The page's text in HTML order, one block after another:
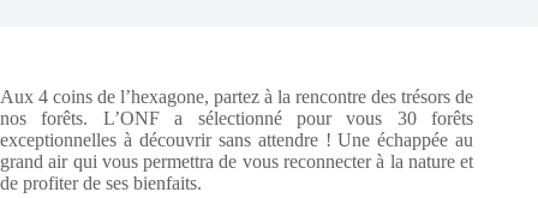
Aux 4 coins de l’hexagone, partez à la rencontre des trésors de
nos forêts. L’ONF a sélectionné pour vous 30 forêts
exceptionnelles à découvrir sans attendre ! Une échappée au
grand air qui vous permettra de vous reconnecter à la nature et
de profiter de ses bienfaits.